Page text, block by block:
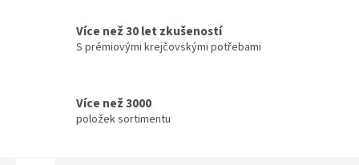
Více než 30 let zkušeností
S prémiovými krejčovskými potřebami
Více než 3000
položek sortimentu